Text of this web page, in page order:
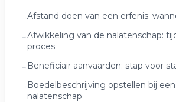
Afstand doen van een erfenis:
Afwikkeling van de nalatenschap:
proces
Beneficiair aanvaarden: stap voor
Boedelbeschrijving opstellen bij een
nalatenschap